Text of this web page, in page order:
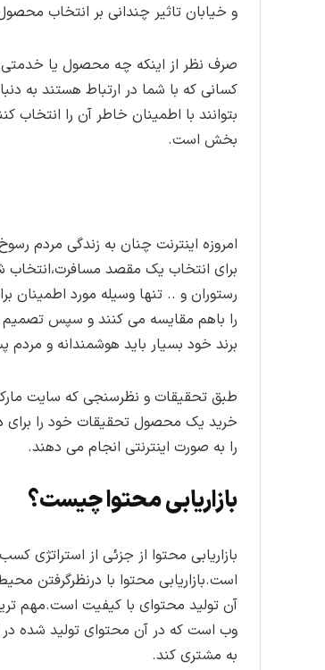
و خیابان تاثیر چندانی بر انتخاب
صرف نظر از اینکه چه محصول یا خدمتی
کسانی که با شما در ارتباط هستند
بتوانند با اطمینان خاطر آن را انتخاب
بخش است.
امروزه اینترنت چنان به زندگی مردم
برای انتخاب یک مقصد مسافرت،انتخاب
رستوران و .. تنها وسیله مورد اطمینان
را باهم مقایسه می کنند و سپس تصمیم
برند خود بسیار باید هوشمندانه و مردم
را به صورت اینترنتی انجام می دهند.
بازاریابی محتوا چیست؟
بازاریابی محتوا از جزئی از استراتژی
است.بازاریابی محتوا با درنظرگرفتن
آن تولید محتوای با کیفیت است.مهم
وب است که در آن محتوای تولید شده در
به مشتری کند.